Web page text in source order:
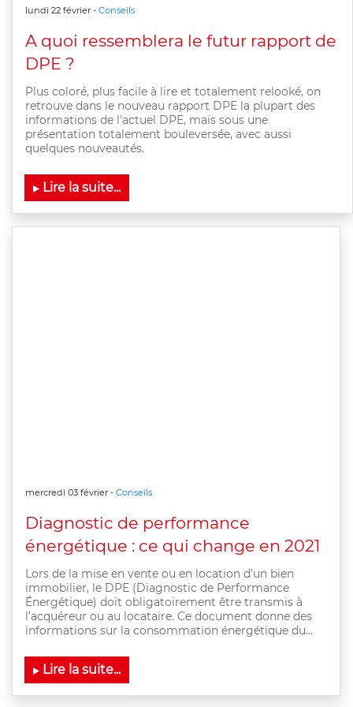
lundi 22 février - Conseils
A quoi ressemblera le futur rapport de
DPE ?
Plus coloré, plus facile à lire et totalement relooké, on
retrouve dans le nouveau rapport DPE la plupart des
informations de l'actuel DPE, mais sous une
présentation totalement bouleversée, avec aussi
quelques nouveautés.
Lire la suite...
mercredi 03 février - Conseils
Diagnostic de performance
énergétique : ce qui change en 2021
Lors de la mise en vente ou en location d’un bien
immobilier, le DPE (Diagnostic de Performance
Énergétique) doit obligatoirement être transmis à
l’acquéreur ou au locataire. Ce document donne des
informations sur la consommation énergétique du...
Lire la suite...